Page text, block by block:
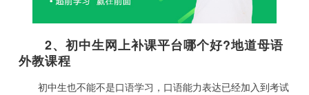
2、初中生网上补课平台哪个好?地道母语
外教课程
初中生也不能不是口语学习，口语能力表达已经加入到考试